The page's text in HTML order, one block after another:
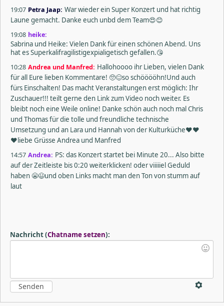
19:07 Petra Jaap: War wieder ein Super Konzert und hat richtig
Laune gemacht. Danke euch unbd dem Team😍😊
19:08 heike:
Sabrina und Heike: Vielen Dank für einen schönen Abend. Uns
hat es Superkalifragilistigexpialigetisch gefallen.😘
10:28 Andrea und Manfred: Hallohoooo ihr Lieben, vielen Dank
für all Eure lieben Kommentare! 🥺😊so schööööhn!Und auch
fürs Einschalten! Das macht Veranstaltungen erst möglich: Ihr
Zuschauer!!! teilt gerne den Link zum Video noch weiter. Es
bleibt noch eine Weile online! Danke schön auch noch mal Chris
und Thomas für die tolle und freundliche technische
Umsetzung und an Lara und Hannah von der Kulturküche❤️❤️
❤️liebe Grüsse Andrea und Manfred
14:57 Andrea: PS: das Konzert startet bei Minute 20... Also bitte
auf der Zeitleiste bis 0:20 weiterklicken! oder viiiiiel Geduld
haben 😬😃und oben Links macht man den Ton von stumm auf
laut
Nachricht(Chatname setzen):